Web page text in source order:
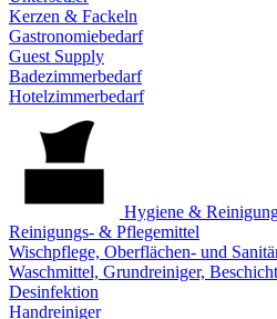
Kerzen & Fackeln
Gastronomiebedarf
Guest Supply
Badezimmerbedarf
Hotelzimmerbedarf
Hygiene &
Reinigungs- & Pflegemittel
Wischpflege, Oberflächen- und
Waschmittel, Grundreiniger,
Desinfektion
Handreiniger